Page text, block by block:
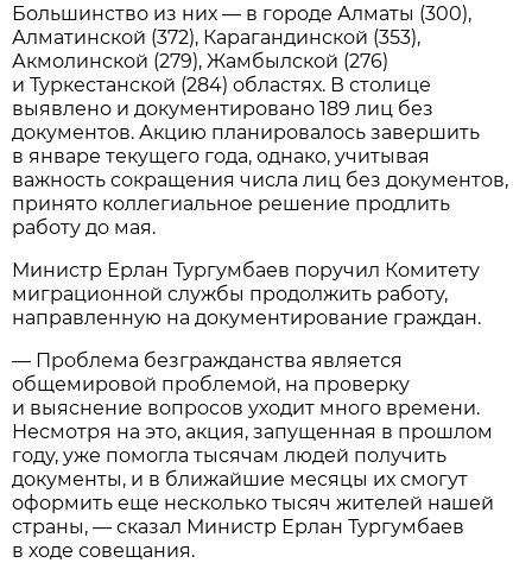
Большинство из них — в городе Алматы (300),
Алматинской (372), Карагандинской (353),
Акмолинской (279), Жамбылской (276)
и Туркестанской (284) областях. В столице
выявлено и документировано 189 лиц без
документов. Акцию планировалось завершить
в январе текущего года, однако, учитывая
важность сокращения числа лиц без документов,
принято коллегиальное решение продлить
работу до мая.
Министр Ерлан Тургумбаев поручил Комитету
миграционной службы продолжить работу,
направленную на документирование граждан.
— Проблема безгражданства является
общемировой проблемой, на проверку
и выяснение вопросов уходит много времени.
Несмотря на это, акция, запущенная в прошлом
году, уже помогла тысячам людей получить
документы, и в ближайшие месяцы их смогут
оформить еще несколько тысяч жителей нашей
страны, — сказал Министр Ерлан Тургумбаев
в ходе совещания.